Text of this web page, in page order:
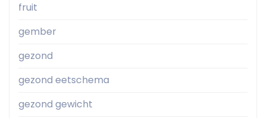
fruit
gember
gezond
gezond eetschema
gezond gewicht